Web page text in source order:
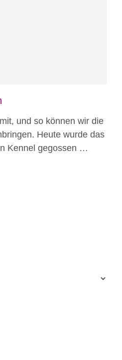
und so können wir die
Heute wurde das
Kennel gegossen …